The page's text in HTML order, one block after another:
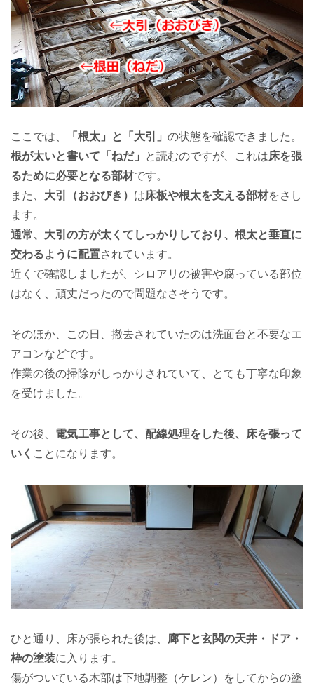
ここでは、 「根太」と「大引」 の状態を確認できました。
根が太いと書いて「ねだ」
と読むのですが、これは床を張
るために必要となる部材です。
また、 大引（おおびき） は床板や根太を支える部材をさし
ます。
通常、大引の方が太くてしっかりしており、根太と垂直に
交わるように配置されています。
近くで確認しましたが、シロアリの被害や腐っている部位
はなく、頑丈だったので問題なさそうです。
そのほか、この日、撤去されていたのは洗面台と不要なエ
アコンなどです。
作業の後の掃除がしっかりされていて、とても丁寧な印象
を受けました。
その後、 電気工事として、配線処理をした後、床を張って
いく ことになります。
ひと通り、床が張られた後は、 廊下と玄関の天井・ドア・
枠の塗装に入ります。
傷がついている木部は下地調整（ケレン）をしてからの塗